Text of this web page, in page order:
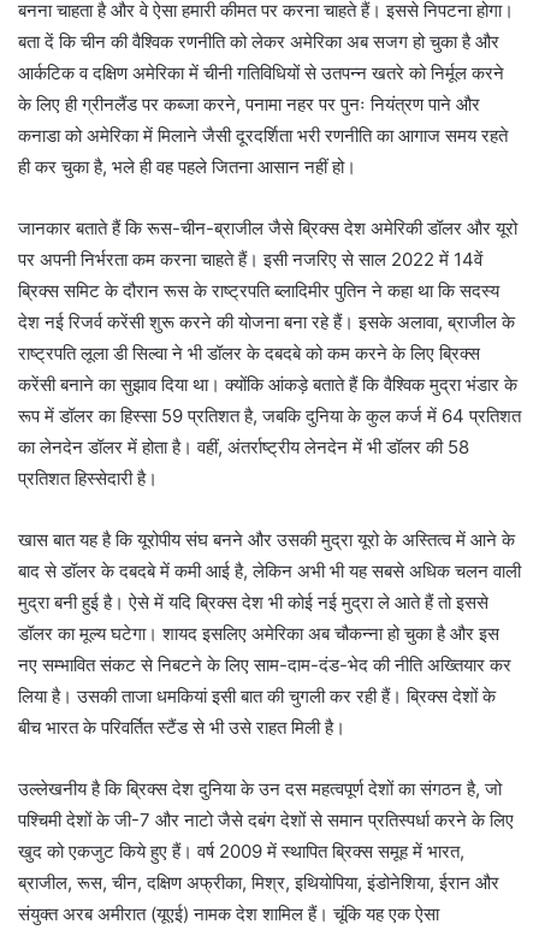
बनना चाहता है और वे ऐसा हमारी कीमत पर करना चाहते हैं। इससे निपटना होगा।
बता दें कि चीन की वैश्विक रणनीति को लेकर अमेरिका अब सजग हो चुका है और
आर्कटिक व दक्षिण अमेरिका में चीनी गतिविधियों से उतपन्न खतरे को निर्मूल करने
के लिए ही ग्रीनलैंड पर कब्जा करने, पनामा नहर पर पुनः नियंत्रण पाने और
कनाडा को अमेरिका में मिलाने जैसी दूरदर्शिता भरी रणनीति का आगाज समय रहते
ही कर चुका है, भले ही वह पहले जितना आसान नहीं हो।
जानकार बताते हैं कि रूस-चीन-ब्राजील जैसे ब्रिक्स देश अमेरिकी डॉलर और यूरो
पर अपनी निर्भरता कम करना चाहते हैं। इसी नजरिए से साल 2022 में 14वें
ब्रिक्स समिट के दौरान रूस के राष्ट्रपति ब्लादिमीर पुतिन ने कहा था कि सदस्य
देश नई रिजर्व करेंसी शुरू करने की योजना बना रहे हैं। इसके अलावा, ब्राजील के
राष्ट्रपति लूला डी सिल्वा ने भी डॉलर के दबदबे को कम करने के लिए ब्रिक्स
करेंसी बनाने का सुझाव दिया था। क्योंकि आंकड़े बताते हैं कि वैश्विक मुद्रा भंडार के
रूप में डॉलर का हिस्सा 59 प्रतिशत है, जबकि दुनिया के कुल कर्ज में 64 प्रतिशत
का लेनदेन डॉलर में होता है। वहीं, अंतर्राष्ट्रीय लेनदेन में भी डॉलर की 58
प्रतिशत हिस्सेदारी है।
खास बात यह है कि यूरोपीय संघ बनने और उसकी मुद्रा यूरो के अस्तित्व में आने के
बाद से डॉलर के दबदबे में कमी आई है, लेकिन अभी भी यह सबसे अधिक चलन वाली
मुद्रा बनी हुई है। ऐसे में यदि ब्रिक्स देश भी कोई नई मुद्रा ले आते हैं तो इससे
डॉलर का मूल्य घटेगा। शायद इसलिए अमेरिका अब चौकन्ना हो चुका है और इस
नए सम्भावित संकट से निबटने के लिए साम-दाम-दंड-भेद की नीति अख्तियार कर
लिया है। उसकी ताजा धमकियां इसी बात की चुगली कर रही हैं। ब्रिक्स देशों के
बीच भारत के परिवर्तित स्टैंड से भी उसे राहत मिली है।
उल्लेखनीय है कि ब्रिक्स देश दुनिया के उन दस महत्वपूर्ण देशों का संगठन है, जो
पश्चिमी देशों के जी-7 और नाटो जैसे दबंग देशों से समान प्रतिस्पर्धा करने के लिए
खुद को एकजुट किये हुए हैं। वर्ष 2009 में स्थापित ब्रिक्स समूह में भारत,
ब्राजील, रूस, चीन, दक्षिण अफ्रीका, मिश्र, इथियोपिया, इंडोनेशिया, ईरान और
संयुक्त अरब अमीरात (यूएई) नामक देश शामिल हैं। चूंकि यह एक ऐसा